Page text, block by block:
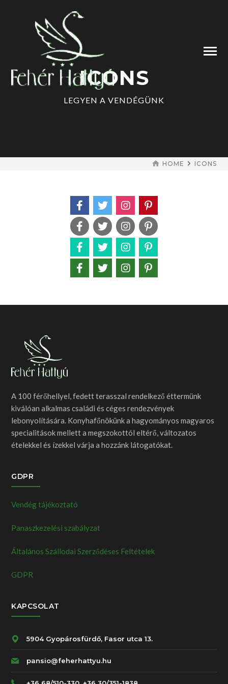
ICONS
LEGYEN A VENDÉGÜNK
HOME ICONS
A 100 férőhellyel, fedett terasszal rendelkező éttermünk
kiválóan alkalmas családi és céges rendezvények
lebonyolítására. Konyhafőnökünk a hagyományos magyaros
specialitások mellett a megszokottól eltérő, változatos
ételekkel és ízekkel várja a hozzánk látogatókat.
GDPR
Vendég tájékoztató
Panaszkezelési szabályzat
Általános Szállodai Szerződéses Feltételek
GDPR
KAPCSOLAT
5904 Gyopárosfürdő, Fasor utca 13.
pansio@feherhattyu.hu